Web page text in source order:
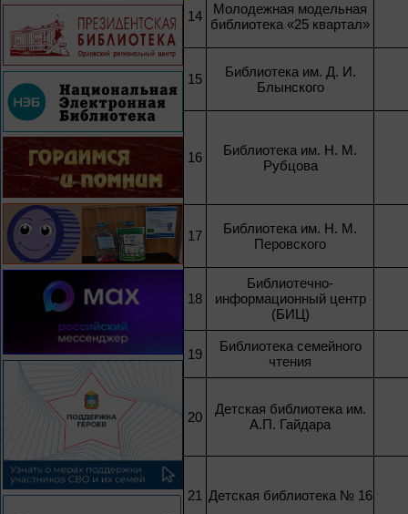
14
Молодежная модельная
библиотека «25 квартал»
15
Библиотека им. Д. И.
Блынского
16
Библиотека им. Н. М.
Рубцова
17
Библиотека им. Н. М.
Перовского
18
Библиотечно-
информационный центр
(БИЦ)
19
Библиотека семейного
чтения
20
Детская библиотека им.
А.П. Гайдара
21 Детская библиотека № 16